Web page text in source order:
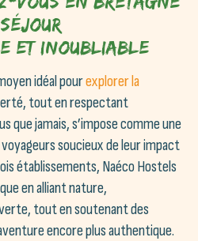
et inoubliable
idéal pourexplorer la
tout en respectant
que jamais, s’impose comme une
soucieux de leur impact
établissements, Naéco Hostels
en alliant nature,
tout en soutenant des
encore plus authentique.